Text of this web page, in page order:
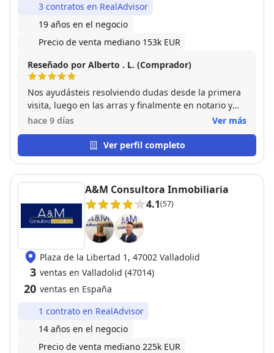
3 contratos en RealAdvisor
19 años en el negocio
Precio de venta mediano 153k EUR
Reseñado por Alberto . L. (Comprador)
Nos ayudásteis resolviendo dudas desde la primera
visita, luego en las arras y finalmente en notario y
estamos muy agradecidos
hace 9 días Ver más
Ver perfil completo
A&M Consultora Inmobiliaria
4.1(57)
Plaza de la Libertad 1, 47002 Valladolid
3 ventas en Valladolid (47014)
20 ventas en España
1 contrato en RealAdvisor
14 años en el negocio
Precio de venta mediano 225k EUR